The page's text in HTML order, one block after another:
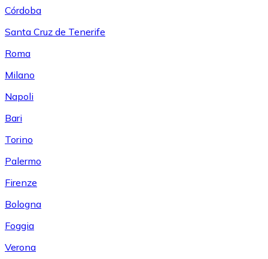
Córdoba
Santa Cruz de Tenerife
Roma
Milano
Napoli
Bari
Torino
Palermo
Firenze
Bologna
Foggia
Verona